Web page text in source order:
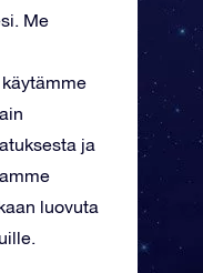
Me
ja
luovuta